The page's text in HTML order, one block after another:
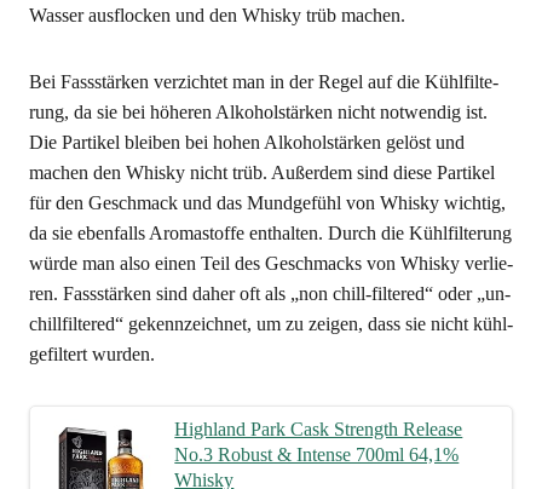
Was­ser aus­flo­cken und den Whis­ky trüb machen.
Bei Fass­stär­ken ver­zich­tet man in der Regel auf die Kühl­fil­te­
rung, da sie bei höhe­ren Alko­hol­stär­ken nicht not­wen­dig ist.
Die Par­ti­kel blei­ben bei hohen Alko­hol­stär­ken gelöst und
machen den Whis­ky nicht trüb. Außer­dem sind die­se Par­ti­kel
für den Geschmack und das Mund­ge­fühl von Whis­ky wich­tig,
da sie eben­falls Aro­ma­stof­fe ent­hal­ten. Durch die Kühl­fil­te­rung
wür­de man also einen Teil des Geschmacks von Whis­ky ver­lie­
ren. Fass­stär­ken sind daher oft als „non chill-fil­te­red“ oder „un-
chill­fil­te­red“ gekenn­zeich­net, um zu zei­gen, dass sie nicht kühl­
ge­fil­tert wurden.
High­land Park Cask Strength Release
No.3 Robust & Inten­se 700ml 64,1%
Whisky